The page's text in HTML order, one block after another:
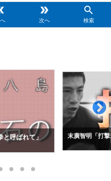

次へ

検索
と呼ばれて」 末廣智明「打